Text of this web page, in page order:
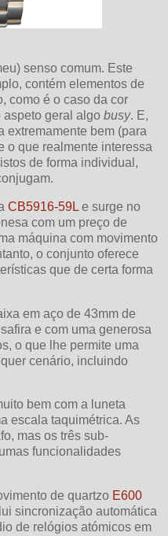
senso comum. Este
contém elementos de
como é o caso da cor
aspeto geral algo busy. E,
extremamente bem (para
o que realmente interessa
de forma individual,
CB5916-59L e surge no
com um preço de
máquina com movimento
o conjunto oferece
que de certa forma
em aço de 43mm de
e com uma generosa
o que lhe permite uma
cenário, incluindo
bem com a luneta
escala taquimétrica. As
mas os três sub-
funcionalidades
de quartzo E600
sincronização automática
de relógios atómicos em